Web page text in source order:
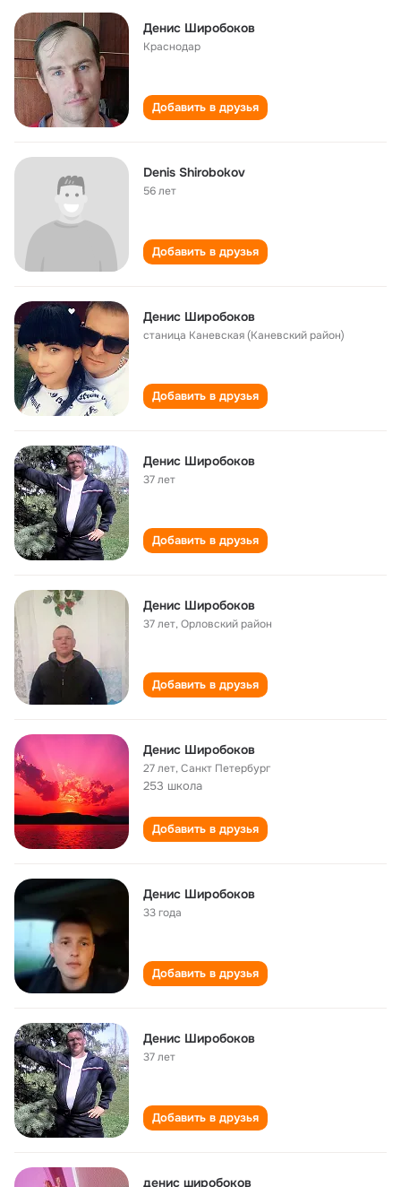
Денис Широбоков
Краснодар
Добавить в друзья
Denis Shirobokov
56 лет
Добавить в друзья
Денис Широбоков
станица Каневская (Каневский район)
Добавить в друзья
Денис Широбоков
37 лет
Добавить в друзья
Денис Широбоков
37 лет,Орловский район
Добавить в друзья
Денис Широбоков
27 лет,Санкт Петербург
253 школа
Добавить в друзья
Денис Широбоков
33 года
Добавить в друзья
Денис Широбоков
37 лет
Добавить в друзья
денис широбоков